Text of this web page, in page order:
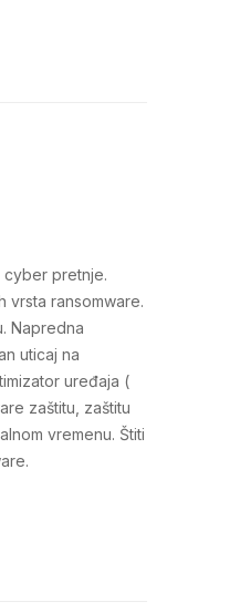
cyber pretnje.
vrsta ransomware.
Napredna
uticaj na
uređaja (
zaštitu, zaštitu
vremenu. Štiti